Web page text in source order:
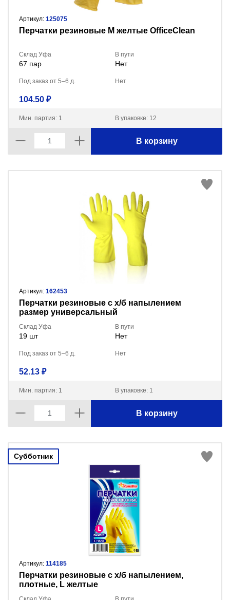
Артикул: 125075
Перчатки резиновые M желтые OfficeClean
Склад Уфа
67 пар
В пути
Нет
Под заказ от 5–6 д. Нет
104.50 ₽
Мин. партия: 1 В упаковке: 12
В корзину
Артикул: 162453
Перчатки резиновые с х/б напылением
размер универсальный
Склад Уфа
19 шт
В пути
Нет
Под заказ от 5–6 д. Нет
52.13 ₽
Мин. партия: 1 В упаковке: 1
В корзину
Субботник
Артикул: 114185
Перчатки резиновые с х/б напылением,
плотные, L желтые